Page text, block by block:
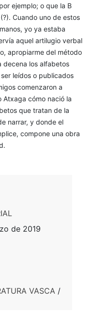
ejemplo; o que la B
Cuando uno de estos
yo ya estaba
aquel artilugio verbal
apropiarme del método
decena los alfabetos
leídos o publicados
comenzaron a
Atxaga cómo nació la
que tratan de la
narrar, y donde el
compone una obra
de 2019
VASCA /